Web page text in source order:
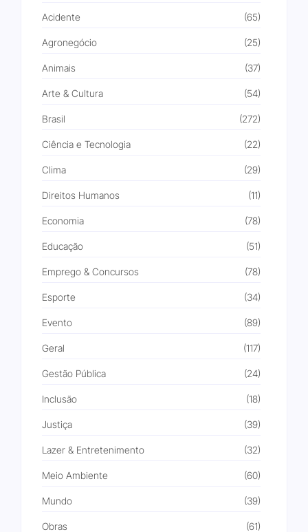
Acidente (65)
Agronegócio (25)
Animais (37)
Arte & Cultura (54)
Brasil (272)
Ciência e Tecnologia (22)
Clima (29)
Direitos Humanos (11)
Economia (78)
Educação (51)
Emprego & Concursos (78)
Esporte (34)
Evento (89)
Geral (117)
Gestão Pública (24)
Inclusão (18)
Justiça (39)
Lazer & Entretenimento (32)
Meio Ambiente (60)
Mundo (39)
Obras (61)